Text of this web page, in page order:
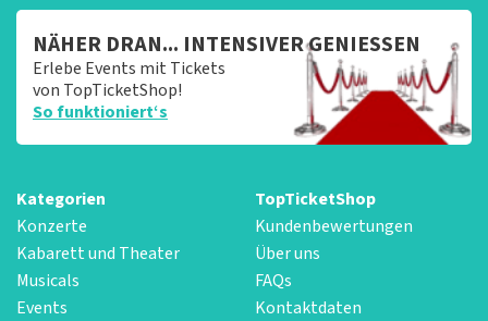
NÄHER DRAN... INTENSIVER GENIESSEN
Erlebe Events mit Tickets
von TopTicketShop!
So funktioniert‘s
Kategorien
Konzerte
Kabarett und Theater
Musicals
Events
TopTicketShop
Kundenbewertungen
Über uns
FAQs
Kontaktdaten